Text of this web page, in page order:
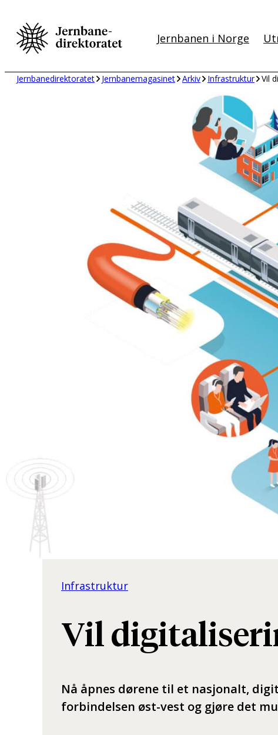
innhold
Jernbanen i Norge
Jernbanedirektoratet Jernbanemagasinet Arkiv Infrastruktur Vil
Infrastruktur
Vil
Nå åpnes dørene til et nasjonalt,
forbindelsen øst-vest og gjøre det